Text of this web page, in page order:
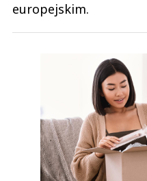
europejskim.